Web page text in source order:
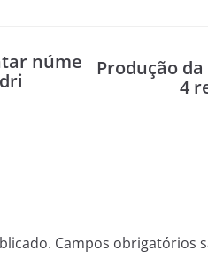
núme
Produção
4
Campos obrigatórios